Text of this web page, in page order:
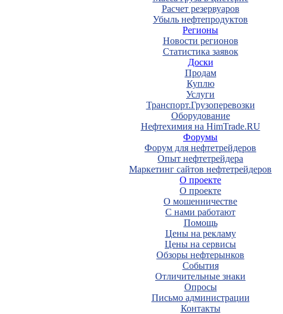
Расчет резервуаров
Убыль нефтепродуктов
Регионы
Новости регионов
Статистика заявок
Доски
Продам
Куплю
Услуги
Транспорт.Грузоперевозки
Оборудование
Нефтехимия на HimTrade.RU
Форумы
Форум для нефтетрейдеров
Опыт нефтетрейдера
Маркетинг сайтов нефтетрейдеров
О проекте
О проекте
О мошенничестве
С нами работают
Помощь
Цены на рекламу
Цены на сервисы
Обзоры нефтерынков
События
Отличительные знаки
Опросы
Письмо администрации
Контакты